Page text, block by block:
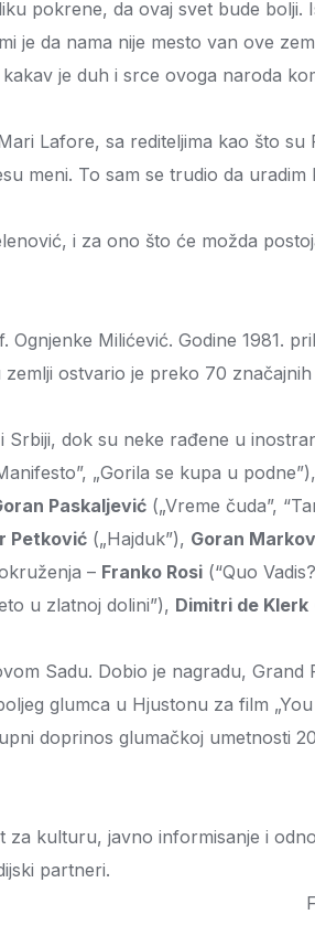
pokrene, da ovaj svet bude bolji.
je da nama nije mesto van ove
je duh i srce ovoga naroda
Lafore, sa rediteljima kao što su
meni. To sam se trudio da
i za ono što će možda
Milićević. Godine 1981.
ostvario je preko 70
dok su neke rađene u
„Gorila se kupa u podne”),
Paskaljević („Vreme čuda”,
Petković („Hajduk”), Goran
– Franko Rosi (“Quo
u zlatnoj dolini”), Dimitri de Klerk
Sadu. Dobio je nagradu, Grand
glumca u Hjustonu za film
doprinos glumačkoj umetnosti
kulturu, javno informisanje i
partneri.